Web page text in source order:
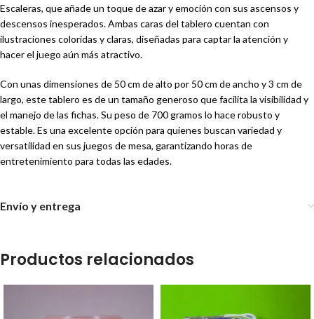
Escaleras, que añade un toque de azar y emoción con sus ascensos y
descensos inesperados. Ambas caras del tablero cuentan con
ilustraciones coloridas y claras, diseñadas para captar la atención y
hacer el juego aún más atractivo.
Con unas dimensiones de 50 cm de alto por 50 cm de ancho y 3 cm de
largo, este tablero es de un tamaño generoso que facilita la visibilidad y
el manejo de las fichas. Su peso de 700 gramos lo hace robusto y
estable. Es una excelente opción para quienes buscan variedad y
versatilidad en sus juegos de mesa, garantizando horas de
entretenimiento para todas las edades.
Envío y entrega
Productos relacionados